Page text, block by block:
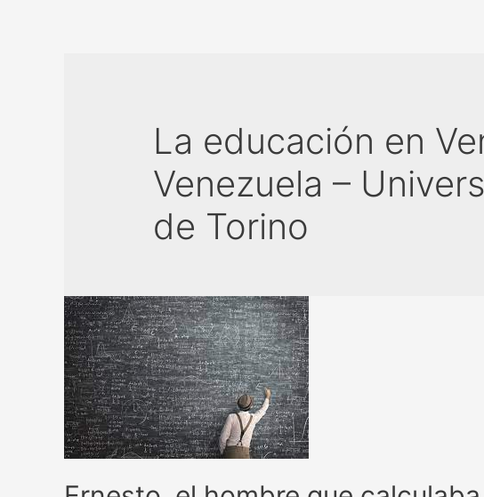
La educación en
Venezuela –
de Torino